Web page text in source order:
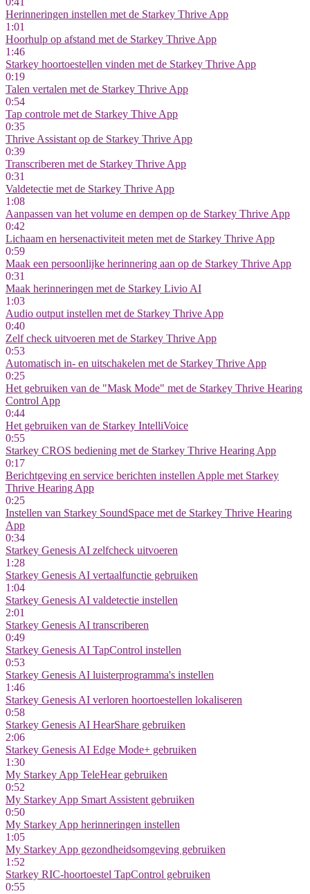
Herinneringen instellen met de Starkey Thrive App
1:01
Hoorhulp op afstand met de Starkey Thrive App
1:46
Starkey hoortoestellen vinden met de Starkey Thrive App
0:19
Talen vertalen met de Starkey Thrive App
0:54
Tap controle met de Starkey Thive App
0:35
Thrive Assistant op de Starkey Thrive App
0:39
Transcriberen met de Starkey Thrive App
0:31
Valdetectie met de Starkey Thrive App
1:08
Aanpassen van het volume en dempen op de Starkey Thrive App
0:42
Lichaam en hersenactiviteit meten met de Starkey Thrive App
0:59
Maak een persoonlijke herinnering aan op de Starkey Thrive App
0:31
Maak herinneringen met de Starkey Livio AI
1:03
Audio output instellen met de Starkey Thrive App
0:40
Zelf check uitvoeren met de Starkey Thrive App
0:53
Automatisch in- en uitschakelen met de Starkey Thrive App
0:25
Het gebruiken van de "Mask Mode" met de Starkey Thrive Hearing
Control App
0:44
Het gebruiken van de Starkey IntelliVoice
0:55
Starkey CROS bediening met de Starkey Thrive Hearing App
0:17
Berichtgeving en service berichten instellen Apple met Starkey
Thrive Hearing App
0:25
Instellen van Starkey SoundSpace met de Starkey Thrive Hearing
App
0:34
Starkey Genesis AI zelfcheck uitvoeren
1:28
Starkey Genesis AI vertaalfunctie gebruiken
1:04
Starkey Genesis AI valdetectie instellen
2:01
Starkey Genesis AI transcriberen
0:49
Starkey Genesis AI TapControl instellen
0:53
Starkey Genesis AI luisterprogramma's instellen
1:46
Starkey Genesis AI verloren hoortoestellen lokaliseren
0:58
Starkey Genesis AI HearShare gebruiken
2:06
Starkey Genesis AI Edge Mode+ gebruiken
1:30
My Starkey App TeleHear gebruiken
0:52
My Starkey App Smart Assistent gebruiken
0:50
My Starkey App herinneringen instellen
1:05
My Starkey App gezondheidsomgeving gebruiken
1:52
Starkey RIC-hoortoestel TapControl gebruiken
0:55